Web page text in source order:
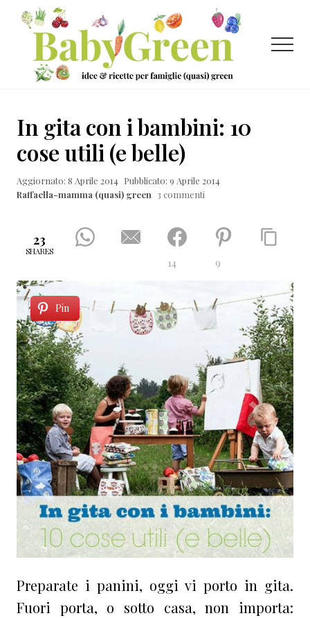
Menu
Passa
contenuto
principale
Passa
laterale
primaria
Passa
ricette
per
famiglie
Menu
In gita con i bambini: 10
cose utili (e belle)
Aggiornato: 8 Aprile 2014 Pubblicato: 9 Aprile 2014
Raffaella-mamma (quasi) green 3 commenti
23
SHARES
14 9
Pin
Preparate i panini, oggi vi porto in gita.
Fuori porta, o sotto casa, non importa: